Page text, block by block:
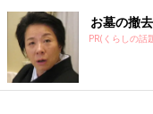
お墓の撤
PR(くらしの話